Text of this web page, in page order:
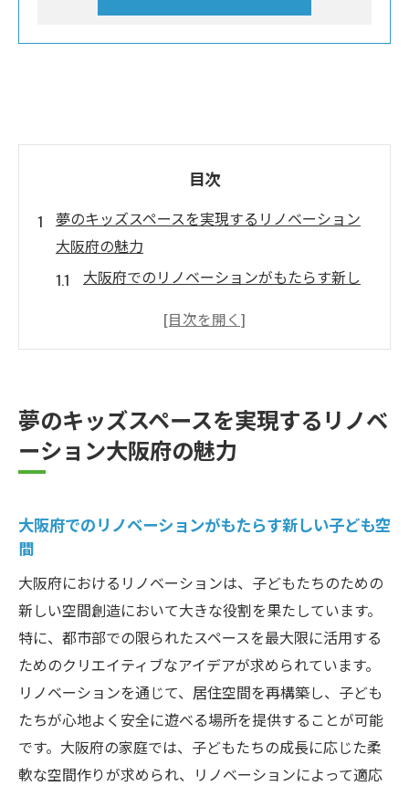
目次
夢のキッズスペースを実現するリノベーション
大阪府の魅力
大阪府でのリノベーションがもたらす新し
リノベーションで実現する大阪府の遊び心
ぶキッズスペースの魅力
大阪府のリノベーションで創り出す子ども
功例
ちの遊び場
大阪府でクリエイティブなキッズスペースリノ
ベーションのポイント
クリエイティブなデザインで大阪府のキッ
ズスペースを革新
大阪府のリノベーションで創造性を高める
設計のヒント
夢のキッズスペースを実現するリノベ
ーション大阪府の魅力
大阪府でのリノベーションがもたらす新しい子ども空
間
大阪府におけるリノベーションは、子どもたちのための
新しい空間創造において大きな役割を果たしています。
特に、都市部での限られたスペースを最大限に活用する
ためのクリエイティブなアイデアが求められています。
リノベーションを通じて、居住空間を再構築し、子ども
たちが心地よく安全に遊べる場所を提供することが可能
です。大阪府の家庭では、子どもたちの成長に応じた柔
軟な空間作りが求められ、リノベーションによって適応